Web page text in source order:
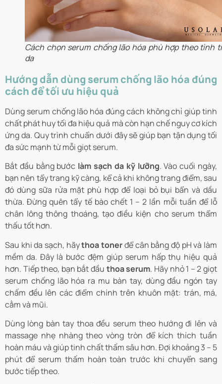
Cách chọn serum chống lão hóa phù hợp theo tình
da
Hướng dẫn dùng serum chống lão hóa đúng
cách để tối ưu hiệu quả
Dùng serum chống lão hóa đúng cách không chỉ giúp tinh
chất phát huy tối đa hiệu quả mà còn hạn chế nguy cơ kích
ứng da. Quy trình chuẩn dưới đây sẽ giúp bạn tận dụng tối
đa sức mạnh từ mỗi giọt serum.
Bắt đầu bằng bước làm sạch da kỹ lưỡng. Vào cuối ngày,
bạn nên tẩy trang kỹ càng, kể cả khi không trang điểm, sau
đó dùng sữa rửa mặt phù hợp để loại bỏ bụi bẩn và dầu
thừa. Đừng quên tẩy tế bào chết 1 – 2 lần mỗi tuần để lỗ
chân lông thông thoáng, tạo điều kiện cho serum thẩm
thấu tốt hơn.
Sau khi da sạch, hãythoa tonerđể cân bằng độ pH và làm
mềm da. Đây là bước đệm giúp serum hấp thụ hiệu quả
hơn. Tiếp theo, bạn bắt đầu thoa serum. Hãy nhỏ 1 – 2 giọt
serum chống lão hóa ra mu bàn tay, dùng đầu ngón tay
chấm đều lên các điểm chính trên khuôn mặt: trán, má,
cằm và mũi.
Dùng lòng bàn tay thoa đều serum theo hướng đi lên và
massage nhẹ nhàng theo vòng tròn để kích thích tuần
hoàn máu và giúp tinh chất thấm sâu hơn. Đợi khoảng 3 – 5
phút để serum thấm hoàn toàn trước khi chuyển sang
bước tiếp theo.